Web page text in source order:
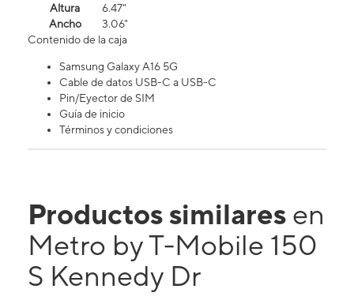
Altura
6.47"
Ancho
3.06"
Contenido de la caja
Samsung Galaxy A16 5G
Cable de datos USB-C a USB-C
Pin/Eyector de SIM
Guía de inicio
Términos y condiciones
Productos similares en
Metro by T-Mobile 150
S Kennedy Dr